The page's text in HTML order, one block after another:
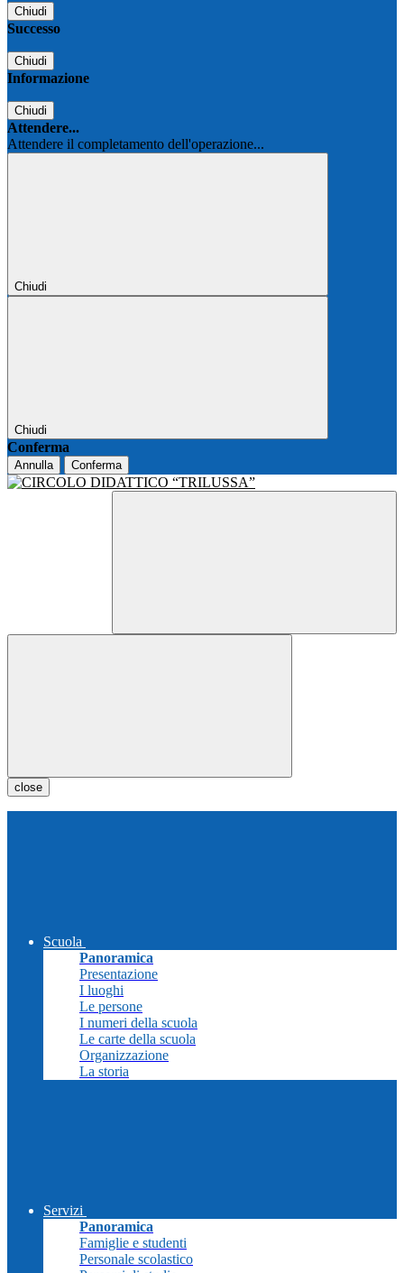
Chiudi
Successo
Chiudi
Informazione
Chiudi
Attendere...
Attendere il completamento dell'operazione...
Chiudi
Chiudi
Conferma
Annulla Conferma
close
Scuola
Panoramica
Presentazione
I luoghi
Le persone
I numeri della scuola
Le carte della scuola
Organizzazione
La storia
Servizi
Panoramica
Famiglie e studenti
Personale scolastico